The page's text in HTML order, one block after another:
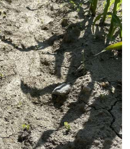
main content